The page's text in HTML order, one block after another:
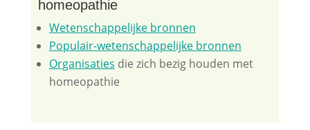
homeopathie
Wetenschappelijke bronnen
Populair-wetenschappelijke bronnen
Organisaties die zich bezig houden met
homeopathie